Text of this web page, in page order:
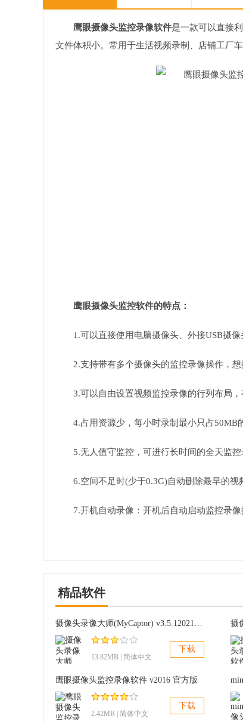
鹰眼摄像头监控录像软件是一款可以直接
文件体积小。常用于生活视频录制、店铺工厂
鹰眼摄像头监控软件的特点：
1.可以直接使用电脑摄像头、外接USB摄像
2.支持带有多个摄像头的监控录像操作，想
3.可以自由设置视频监控录像的行列布局，
4.占用资源少，每小时录制最小只占50MB
5.无人值守监控，可进行长时间的全天监
6.空间不足时(少于0.3G)自动删除最早的视
7.开机自动录像：开机后自动启动监控录像
精品软件
摄像头录像大师(MyCaptor) v3.5.12021 压缩版
13.82MB | 简体中文
下载
鹰眼摄像头监控录像软件 v2016 官方版
2.42MB | 简体中文
下载